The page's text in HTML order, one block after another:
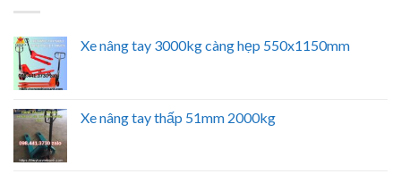
Xe nâng tay 3000kg càng hẹp 550x1150mm
Xe nâng tay thấp 51mm 2000kg